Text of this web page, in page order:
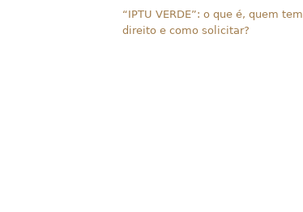
“IPTU VERDE”: o que é, quem tem
direito e como solicitar?